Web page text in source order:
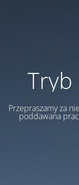
Przepraszamy za
poddawana